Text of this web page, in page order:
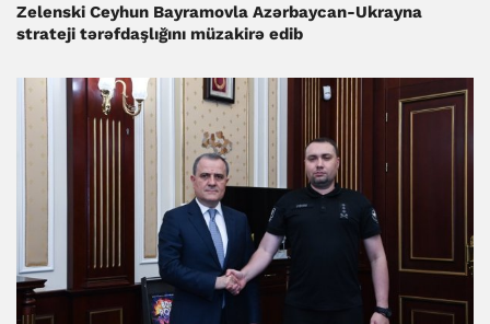
Zelenski Ceyhun Bayramovla Azərbaycan-Ukrayna
strateji tərəfdaşlığını müzakirə edib